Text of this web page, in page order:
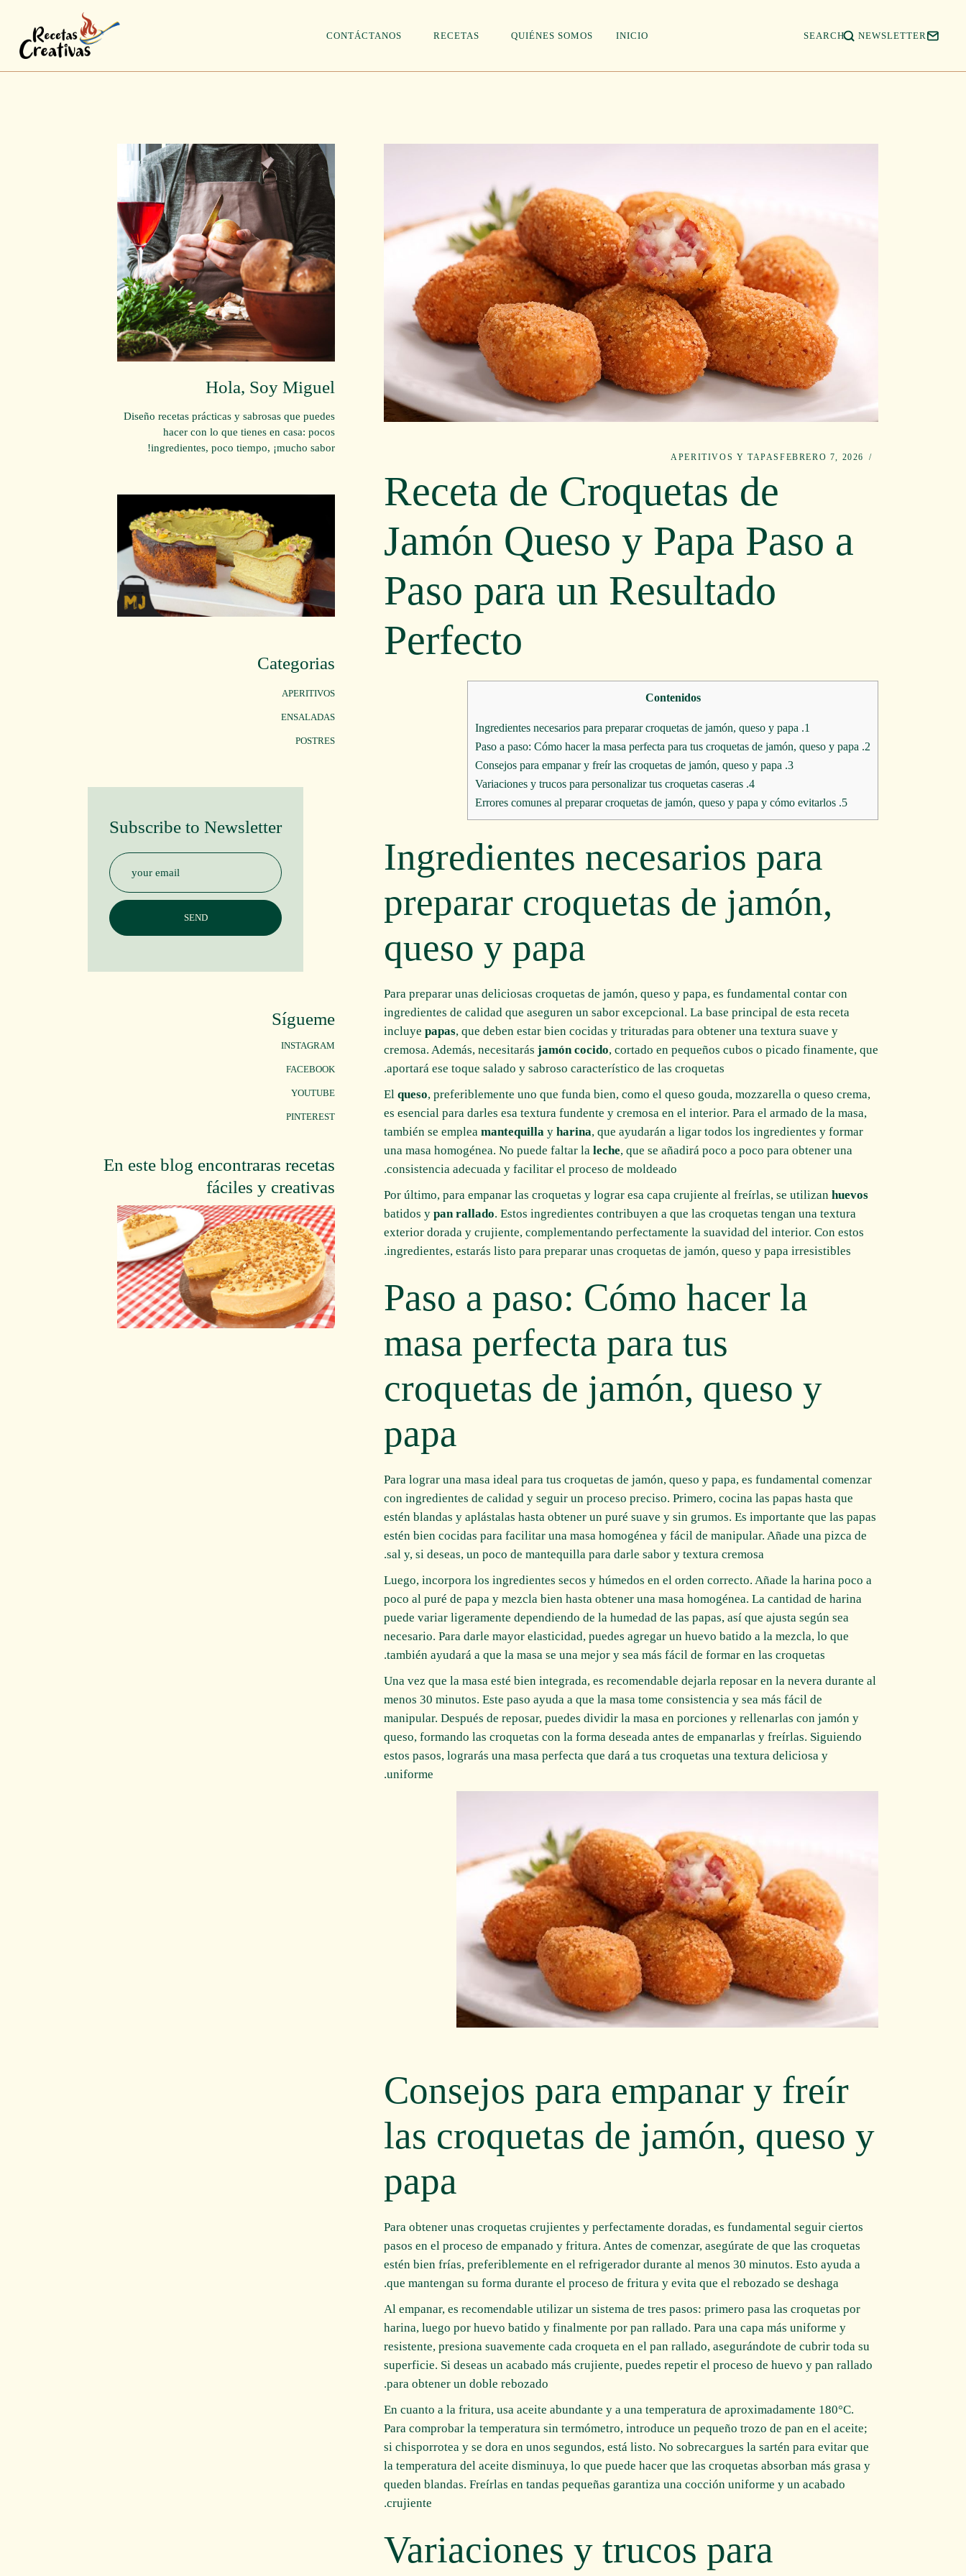
contenido
INICIO
QUIÉNES SOMOS
RECETAS
CONTÁCTANOS NEWSLETTER
SEARCH
FEBRERO 7, 2026
APERITIVOS Y TAPAS
Receta de Croquetas de
Jamón Queso y Papa Paso a
Paso para un Resultado
Perfecto
Contenidos
1.
2.
3.
4.
5.
Ingredientes necesarios para
preparar croquetas de jamón,
queso y papa
Para preparar unas deliciosas croquetas de jamón, queso y papa, es fundamental contar con
ingredientes de calidad que aseguren un sabor excepcional. La base principal de esta receta
incluye papas, que deben estar bien cocidas y trituradas para obtener una textura suave y
cremosa. Además, necesitarás jamón cocido, cortado en pequeños cubos o picado finamente, que
aportará ese toque salado y sabroso característico de las croquetas.
El queso, preferiblemente uno que funda bien, como el queso gouda, mozzarella o queso crema,
es esencial para darles esa textura fundente y cremosa en el interior. Para el armado de la masa,
también se emplea mantequilla y harina, que ayudarán a ligar todos los ingredientes y formar
una masa homogénea. No puede faltar la leche, que se añadirá poco a poco para obtener una
consistencia adecuada y facilitar el proceso de moldeado.
Por último, para empanar las croquetas y lograr esa capa crujiente al freírlas, se utilizan huevos
batidos y pan rallado. Estos ingredientes contribuyen a que las croquetas tengan una textura
exterior dorada y crujiente, complementando perfectamente la suavidad del interior. Con estos
ingredientes, estarás listo para preparar unas croquetas de jamón, queso y papa irresistibles.
Paso a paso: Cómo hacer la
masa perfecta para tus
croquetas de jamón, queso y
papa
Para lograr una masa ideal para tus croquetas de jamón, queso y papa, es fundamental comenzar
con ingredientes de calidad y seguir un proceso preciso. Primero, cocina las papas hasta que
estén blandas y aplástalas hasta obtener un puré suave y sin grumos. Es importante que las papas
estén bien cocidas para facilitar una masa homogénea y fácil de manipular. Añade una pizca de
sal y, si deseas, un poco de mantequilla para darle sabor y textura cremosa.
Luego, incorpora los ingredientes secos y húmedos en el orden correcto. Añade la harina poco a
poco al puré de papa y mezcla bien hasta obtener una masa homogénea. La cantidad de harina
puede variar ligeramente dependiendo de la humedad de las papas, así que ajusta según sea
necesario. Para darle mayor elasticidad, puedes agregar un huevo batido a la mezcla, lo que
también ayudará a que la masa se una mejor y sea más fácil de formar en las croquetas.
Una vez que la masa esté bien integrada, es recomendable dejarla reposar en la nevera durante al
menos 30 minutos. Este paso ayuda a que la masa tome consistencia y sea más fácil de
manipular. Después de reposar, puedes dividir la masa en porciones y rellenarlas con jamón y
queso, formando las croquetas con la forma deseada antes de empanarlas y freírlas. Siguiendo
estos pasos, lograrás una masa perfecta que dará a tus croquetas una textura deliciosa y
uniforme.
Consejos para empanar y freír
las croquetas de jamón, queso y
papa
Para obtener unas croquetas crujientes y perfectamente doradas, es fundamental seguir ciertos
pasos en el proceso de empanado y fritura. Antes de comenzar, asegúrate de que las croquetas
estén bien frías, preferiblemente en el refrigerador durante al menos 30 minutos. Esto ayuda a
que mantengan su forma durante el proceso de fritura y evita que el rebozado se deshaga.
Al empanar, es recomendable utilizar un sistema de tres pasos: primero pasa las croquetas por
harina, luego por huevo batido y finalmente por pan rallado. Para una capa más uniforme y
resistente, presiona suavemente cada croqueta en el pan rallado, asegurándote de cubrir toda su
superficie. Si deseas un acabado más crujiente, puedes repetir el proceso de huevo y pan rallado
para obtener un doble rebozado.
En cuanto a la fritura, usa aceite abundante y a una temperatura de aproximadamente 180°C.
Para comprobar la temperatura sin termómetro, introduce un pequeño trozo de pan en el aceite;
si chisporrotea y se dora en unos segundos, está listo. No sobrecargues la sartén para evitar que
la temperatura del aceite disminuya, lo que puede hacer que las croquetas absorban más grasa y
queden blandas. Freírlas en tandas pequeñas garantiza una cocción uniforme y un acabado
crujiente.
Variaciones y trucos para
Hola, Soy Miguel
Diseño recetas prácticas y sabrosas que puedes
hacer con lo que tienes en casa: pocos
ingredientes, poco tiempo, ¡mucho sabor!
Categorias
APERITIVOS
ENSALADAS
POSTRES
Subscribe to Newsletter
Sígueme
INSTAGRAM
FACEBOOK
YOUTUBE
PINTEREST
En este blog encontraras recetas
fáciles y creativas